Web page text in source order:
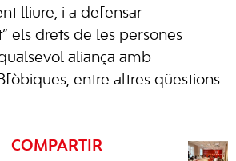
lliure, i a defensar
els drets de les persones
aliança amb
entre altres qüestions.
COMPARTIR